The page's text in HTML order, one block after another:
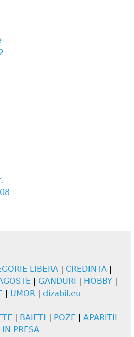
LIBERA| CREDINTA|
GANDURI HOBBY
UMOR| dizabil.eu
BAIETI POZE
APARITII
IN PRESA